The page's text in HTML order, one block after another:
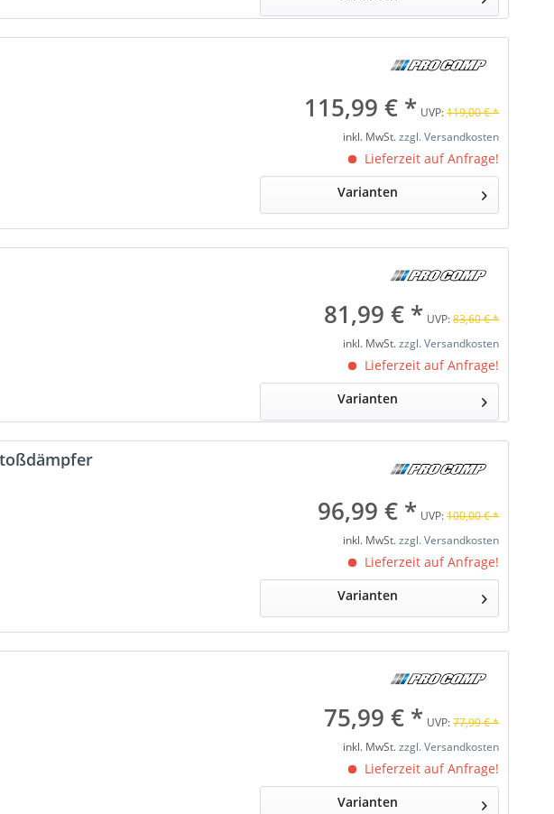
115,99 € * UVP:119,00 € *
inkl. MwSt.zzgl. Versandkosten
Lieferzeit auf Anfrage!
Varianten
81,99 € * UVP:83,60 € *
inkl. MwSt.zzgl. Versandkosten
Lieferzeit auf Anfrage!
Varianten
96,99 € * UVP:100,00 € *
inkl. MwSt.zzgl. Versandkosten
Lieferzeit auf Anfrage!
Varianten
75,99 € * UVP:77,99 € *
inkl. MwSt.zzgl. Versandkosten
Lieferzeit auf Anfrage!
Varianten